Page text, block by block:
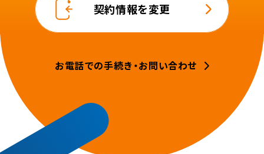
契約情報を変更
お電話での手続き・お問い合わせ